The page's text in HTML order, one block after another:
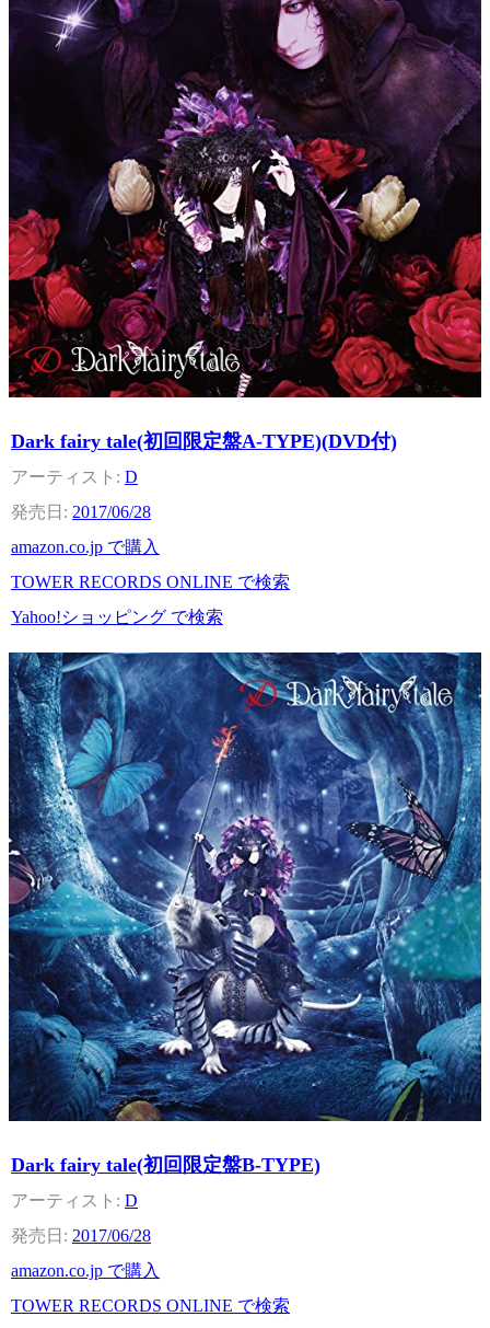
Dark fairy tale(初回限定盤A-TYPE)(DVD付)
D
2017/06/28
amazon.co.jp で購入
TOWER RECORDS ONLINE で検索
Yahoo!ショッピング で検索
Dark fairy tale(初回限定盤B-TYPE)
D
2017/06/28
amazon.co.jp で購入
TOWER RECORDS ONLINE で検索